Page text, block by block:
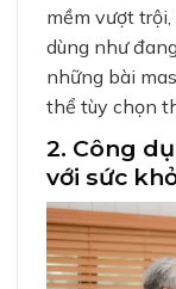
mềm vượt
dùng như
những bài
thể tùy chọn
2. Công
với sức